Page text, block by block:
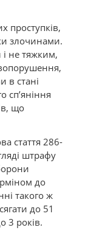
проступків,
злочинами.
не тяжким,
в стані
сп’яніння
що
стаття 286-
штрафу
до
такого ж
до 51
3 років.